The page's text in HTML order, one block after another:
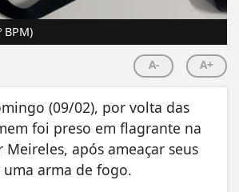
BPM)
A- A+
(09/02), por volta das
foi preso em flagrante na
Meireles, após ameaçar seus
arma de fogo.